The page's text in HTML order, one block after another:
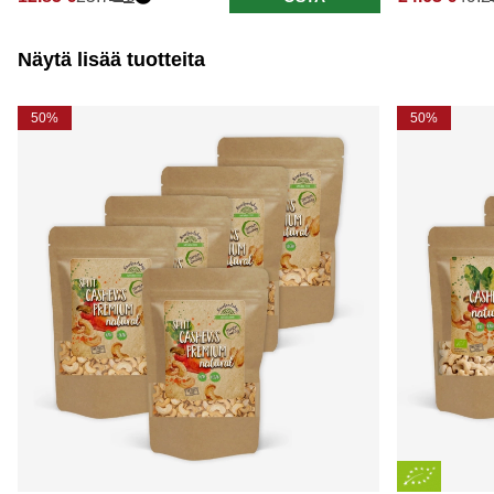
Näytä lisää tuotteita
50% 50%